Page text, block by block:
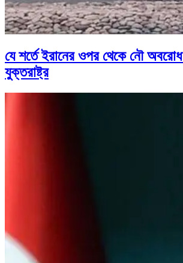
যে শর্তে ইরানের ওপর থেকে নৌ
যুক্তরাষ্ট্র